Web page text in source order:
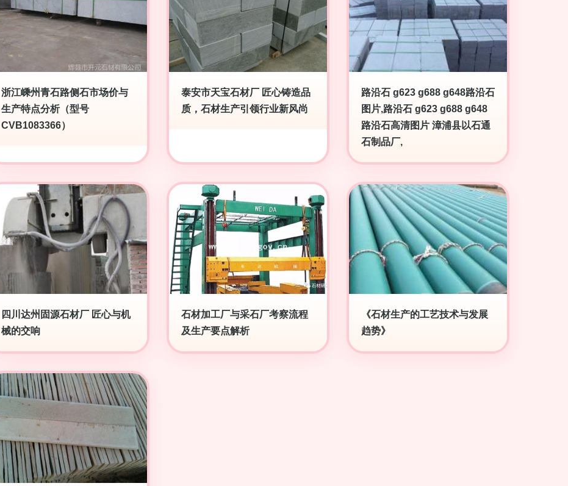
浙江嵊州青石路侧石市场价与
生产特点分析（型号
CVB1083366）
泰安市天宝石材厂 匠心铸造品
质，石材生产引领行业新风尚
路沿石 g623 g688 g648路沿石
图片,路沿石 g623 g688 g648
路沿石高清图片 漳浦县以石通
石制品厂,
四川达州固源石材厂 匠心与机
械的交响
石材加工厂与采石厂考察流程
及生产要点解析
《石材生产的工艺技术与发展
趋势》